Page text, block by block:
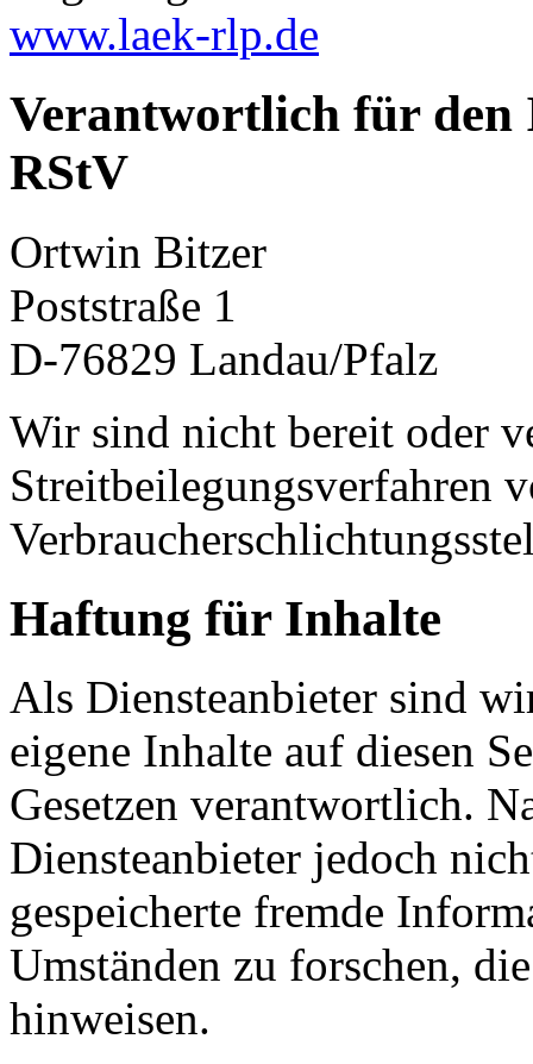
www.laek-rlp.de
Verantwortlich für den
RStV
Ortwin Bitzer
Poststraße 1
D-76829 Landau/Pfalz
Wir sind nicht bereit oder
Streitbeilegungsverfahren
Haftung für Inhalte
Als Diensteanbieter sind
eigene Inhalte auf diesen
Gesetzen verantwortlich.
Diensteanbieter jedoch
gespeicherte fremde
Umständen zu forschen,
hinweisen.